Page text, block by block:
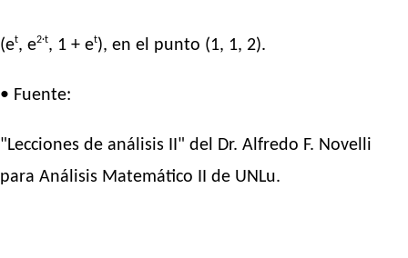
(et, e2·t, 1 + et), en el punto (1, 1, 2).
• Fuente:
"Lecciones de análisis II" del Dr. Alfredo F. Novelli
para Análisis Matemático II de UNLu.